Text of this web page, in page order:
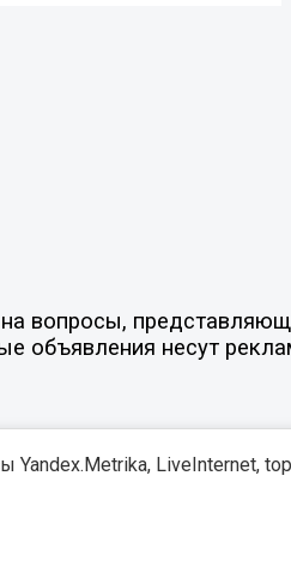
вопросы,
объявления несут
Yandex.Metrika, LiveInternet,